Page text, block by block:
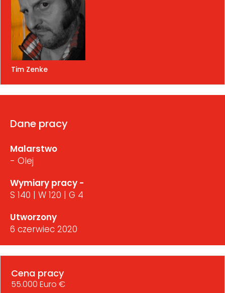
Tim Zenke
Dane pracy
Malarstwo
- Olej
Wymiary pracy -
S 140 | W 120 | G 4
Utworzony
6 czerwiec 2020
Cena pracy
55.000 Euro €